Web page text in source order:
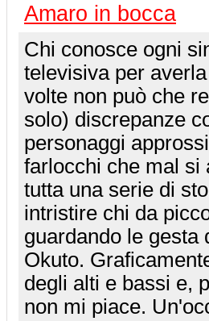
Amaro in bocca
Chi conosce ogni
televisiva per
volte non può che
solo) discrepanze
personaggi
farlocchi che mal si
tutta una serie di
intristire chi da
guardando le gesta
Okuto.
degli alti e bassi e,
non mi piace.